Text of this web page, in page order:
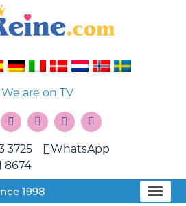
We are on TV
3725
8674
WhatsApp
1998